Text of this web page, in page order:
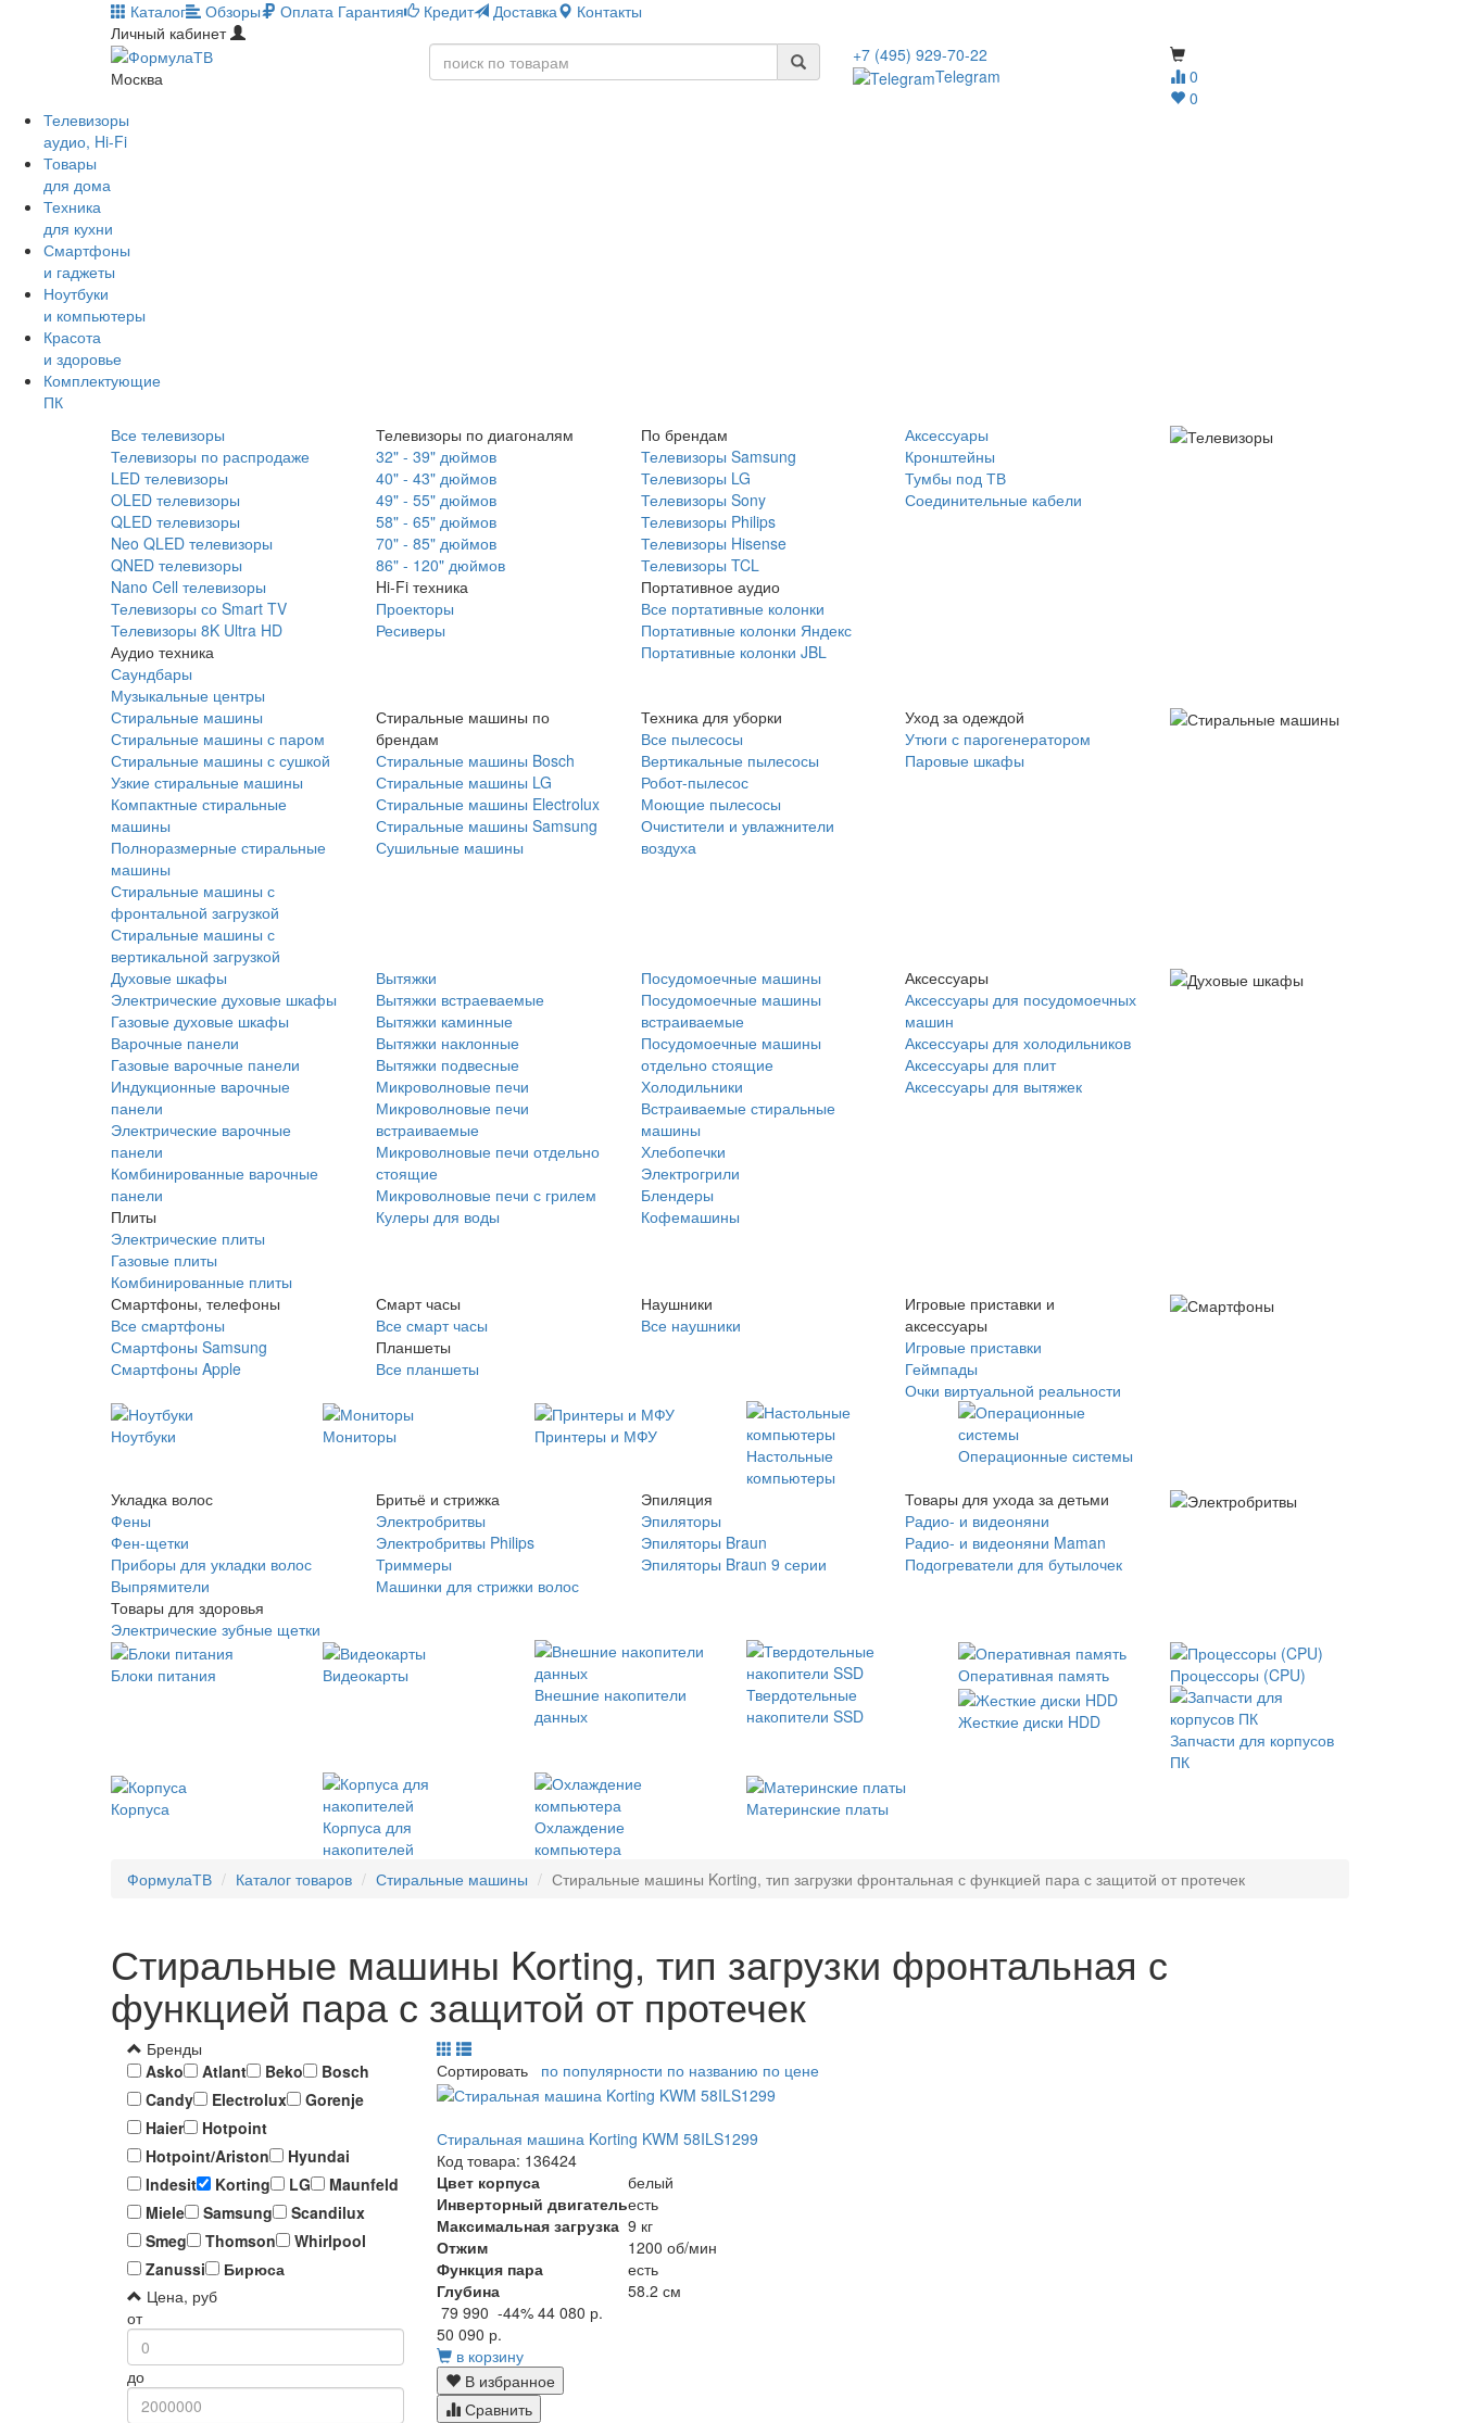
Каталог Обзоры Оплата Гарантия Кредит Доставка
Контакты
Личный кабинет
Москва
0
0
+7 (495) 929-70-22
Telegram
Телевизоры
аудио, Hi-Fi
Товары
для дома
Техника
для кухни
Смартфоны
и гаджеты
Ноутбуки
и компьютеры
Красота
и здоровье
Комплектующие
ПК
Все телевизоры
Телевизоры по распродаже
LED телевизоры
OLED телевизоры
QLED телевизоры
Neo QLED телевизоры
QNED телевизоры
Nano Cell телевизоры
Телевизоры со Smart TV
Телевизоры 8K Ultra HD
Аудио техника
Саундбары
Музыкальные центры
Телевизоры по диагоналям
32" - 39" дюймов
40" - 43" дюймов
49" - 55" дюймов
58" - 65" дюймов
70" - 85" дюймов
86" - 120" дюймов
Hi-Fi техника
Проекторы
Ресиверы
По брендам
Телевизоры Samsung
Телевизоры LG
Телевизоры Sony
Телевизоры Philips
Телевизоры Hisense
Телевизоры TCL
Портативное аудио
Все портативные колонки
Портативные колонки Яндекс
Портативные колонки JBL
Аксессуары
Кронштейны
Тумбы под ТВ
Соединительные кабели
Стиральные машины
Стиральные машины с паром
Стиральные машины с сушкой
Узкие стиральные машины
Компактные стиральные
машины
Полноразмерные стиральные
машины
Стиральные машины с
фронтальной загрузкой
Стиральные машины с
вертикальной загрузкой
Стиральные машины по
брендам
Стиральные машины Bosch
Стиральные машины LG
Стиральные машины Electrolux
Стиральные машины Samsung
Сушильные машины
Техника для уборки
Все пылесосы
Вертикальные пылесосы
Робот-пылесос
Моющие пылесосы
Очистители и увлажнители
воздуха
Уход за одеждой
Утюги с парогенератором
Паровые шкафы
Духовые шкафы
Электрические духовые шкафы
Газовые духовые шкафы
Варочные панели
Газовые варочные панели
Индукционные варочные
панели
Электрические варочные
панели
Комбинированные варочные
панели
Плиты
Электрические плиты
Газовые плиты
Комбинированные плиты
Вытяжки
Вытяжки встраеваемые
Вытяжки каминные
Вытяжки наклонные
Вытяжки подвесные
Микроволновые печи
Микроволновые печи
встраиваемые
Микроволновые печи отдельно
стоящие
Микроволновые печи с грилем
Кулеры для воды
Посудомоечные машины
Посудомоечные машины
встраиваемые
Посудомоечные машины
отдельно стоящие
Холодильники
Встраиваемые стиральные
машины
Хлебопечки
Электрогрили
Блендеры
Кофемашины
Аксессуары
Аксессуары для посудомоечных
машин
Аксессуары для холодильников
Аксессуары для плит
Аксессуары для вытяжек
Смартфоны, телефоны
Все смартфоны
Смартфоны Samsung
Смартфоны Apple
Смарт часы
Все смарт часы
Планшеты
Все планшеты
Наушники
Все наушники
Игровые приставки и
аксессуары
Игровые приставки
Геймпады
Очки виртуальной реальности
Ноутбуки Мониторы
Принтеры и МФУ
Настольные
компьютеры
Операционные системы
Укладка волос
Фены
Фен-щетки
Приборы для укладки волос
Выпрямители
Товары для здоровья
Электрические зубные щетки
Бритьё и стрижка
Электробритвы
Электробритвы Philips
Триммеры
Машинки для стрижки волос
Эпиляция
Эпиляторы
Эпиляторы Braun
Эпиляторы Braun 9 серии
Товары для ухода за детьми
Радио- и видеоняни
Радио- и видеоняни Maman
Подогреватели для бутылочек
Блоки питания
Видеокарты
Внешние накопители
данных
Твердотельные
накопители SSD
Оперативная память Процессоры (CPU)
Жесткие диски HDD
Запчасти для корпусов
ПК
Корпуса
Корпуса для
накопителей
Охлаждение
компьютера
Материнские платы
ФормулаТВ Каталог товаров Стиральные машины Стиральные машины Korting, тип загрузки фронтальная с функцией пара с защитой от протечек
Стиральные машины Korting, тип загрузки фронтальная с
функцией пара с защитой от протечек
Бренды
Asko
Atlant Beko
Bosch
Candy
Electrolux
Gorenje
Haier
Hotpoint
Hotpoint/Ariston
Hyundai
Indesit
Korting LG
Maunfeld
Miele
Samsung
Scandilux
Smeg
Thomson
Whirlpool
Zanussi
Бирюса
Цена, руб
от
до
Сортировать по популярности по названию по цене
Стиральная машина Korting KWM 58ILS1299
Код товара: 136424
Цвет корпуса
белый
Инверторный двигательесть
Максимальная загрузка 9 кг
Отжим
1200 об/мин
Функция пара
есть
Глубина
58.2 см
79 990 -44% 44 080 р.
50 090 р.
в корзину
В избранное
Сравнить